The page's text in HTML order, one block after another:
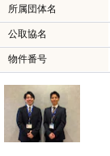
所属団体名
公取協名
物件番号